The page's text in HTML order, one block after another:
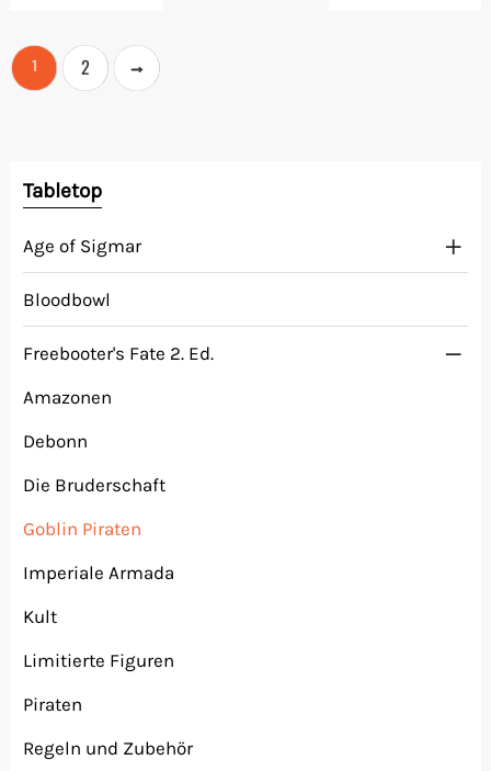
1 2 →
Tabletop
Age of Sigmar
Bloodbowl
Freebooter's Fate 2. Ed.
Amazonen
Debonn
Die Bruderschaft
Goblin Piraten
Imperiale Armada
Kult
Limitierte Figuren
Piraten
Regeln und Zubehör